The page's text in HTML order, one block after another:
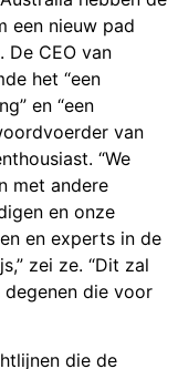
zei ze. “Dit zal
die voor
die de
met
name de RACGP
steun voor deze
collegeeen
Drug
fysieke
met wat het
ze de